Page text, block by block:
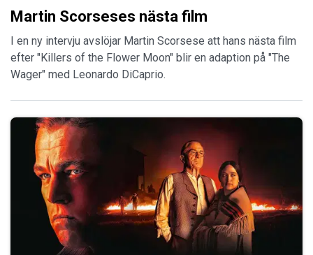
Martin Scorseses nästa film
I en ny intervju avslöjar Martin Scorsese att hans nästa film
efter "Killers of the Flower Moon" blir en adaption på "The
Wager" med Leonardo DiCaprio.